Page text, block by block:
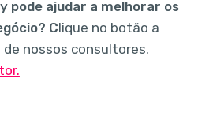
pode ajudar a melhorar os
Clique no botão a
nossos consultores.